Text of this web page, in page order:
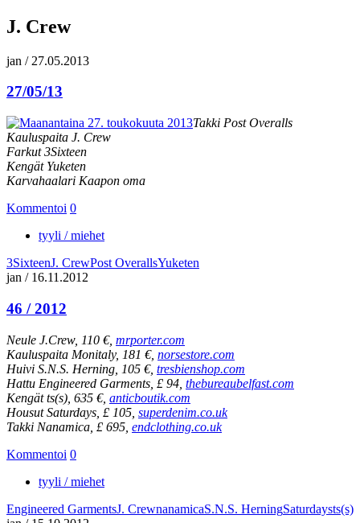
J. Crew
jan / 27.05.2013
27/05/13
Takki Post Overalls
Kauluspaita J. Crew
Farkut 3Sixteen
Kengät Yuketen
Karvahaalari Kaapon oma
Kommentoi 0
tyyli / miehet
3SixteenJ. CrewPost OverallsYuketen
jan / 16.11.2012
46 / 2012
Neule J.Crew, 110 €, mrporter.com
Kauluspaita Monitaly, 181 €, norsestore.com
Huivi S.N.S. Herning, 105 €, tresbienshop.com
Hattu Engineered Garments, £ 94, thebureaubelfast.com
Kengät ts(s), 635 €, anticboutik.com
Housut Saturdays, £ 105, superdenim.co.uk
Takki Nanamica, £ 695, endclothing.co.uk
Kommentoi 0
tyyli / miehet
Engineered GarmentsJ. CrewnanamicaS.N.S. HerningSaturdaysts(s)